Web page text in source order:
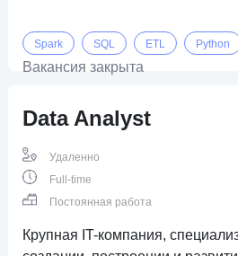
Spark SQL ETL Python
Вакансия закрыта
Data Analyst
Удаленно
Full-time
Постоянная работа
Крупная IT-компания,